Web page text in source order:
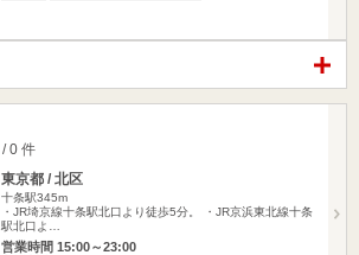
/ 0 件
東京都 / 北区
十条駅345m
・JR埼京線十条駅北口より徒歩5分。 ・JR京浜東北線十条
駅北口よ…
営業時間 15:00～23:00